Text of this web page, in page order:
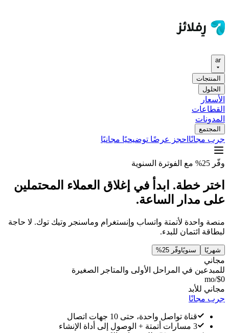
ar
المنتجات
الحلول
الأسعار
القطاعات
المدونات
المجتمع
جرب مجانًا احجز عرضًا توضيحيًا مجانيًا
وفّر 25% مع الفوترة السنوية
اختر خطة. ابدأ في إغلاق العملاء المحتملين
على مدار الساعة.
منصة واحدة لأتمتة واتساب وإنستغرام وماسنجر وتيك توك. لا حاجة
لبطاقة ائتمان للبدء.
شهريًا سنويًاوفّر 25%
مجاني
للمبدعين في المراحل الأولى والمتاجر الصغيرة
$0
/mo
مجاني للأبد
جرب مجانًا
قناة تواصل واحدة، حتى 10 جهات اتصال
3 مسارات أتمتة + الوصول إلى أداة الإنشاء